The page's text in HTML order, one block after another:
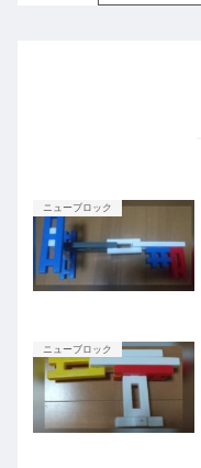
ニューブロック
ニューブロック